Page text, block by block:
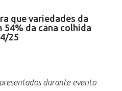
que variedades da
54% da cana colhida
25
durante evento